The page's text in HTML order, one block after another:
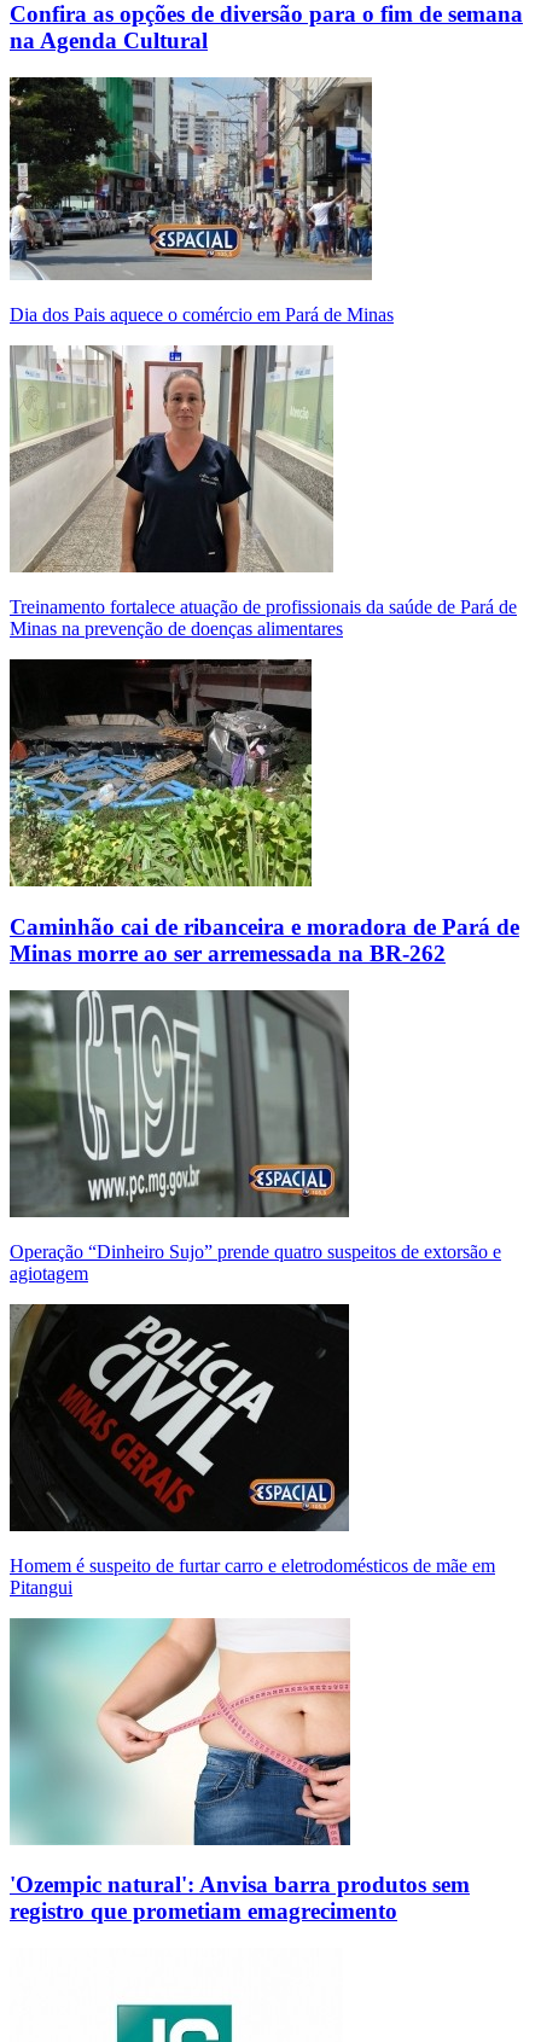
Confira as opções de diversão para o fim de semana
na Agenda Cultural
Dia dos Pais aquece o comércio em Pará de Minas
Treinamento fortalece atuação de profissionais da saúde de Pará de
Minas na prevenção de doenças alimentares
Caminhão cai de ribanceira e moradora de Pará de
Minas morre ao ser arremessada na BR-262
Operação “Dinheiro Sujo” prende quatro suspeitos de extorsão e
agiotagem
Homem é suspeito de furtar carro e eletrodomésticos de mãe em
Pitangui
'Ozempic natural': Anvisa barra produtos sem
registro que prometiam emagrecimento